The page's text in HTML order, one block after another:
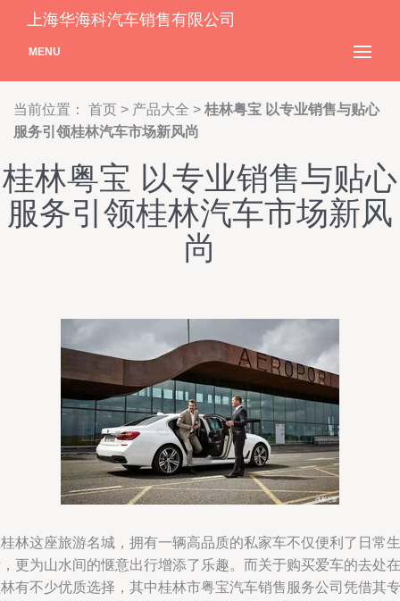
上海华海科汽车销售有限公司
MENU
当前位置： 首页 > 产品大全 > 桂林粤宝 以专业销售与贴心
服务引领桂林汽车市场新风尚
桂林粤宝 以专业销售与贴心
服务引领桂林汽车市场新风
尚
林这座旅游名城，拥有一辆高品质的私家车不仅便利了日常生
更为山水间的惬意出行增添了乐趣。而关于购买爱车的去处在
有不少优质选择，其中桂林市粤宝汽车销售服务公司凭借其专